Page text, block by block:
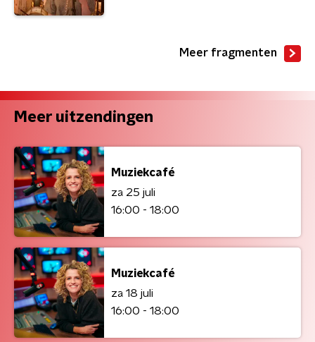
Meer fragmenten
Meer uitzendingen
Muziekcafé
za 25 juli
16:00 - 18:00
Muziekcafé
za 18 juli
16:00 - 18:00